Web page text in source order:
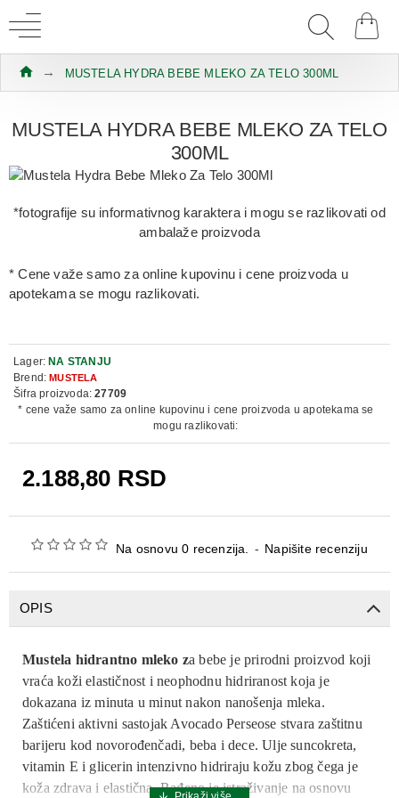
MUSTELA HYDRA BEBE MLEKO ZA TELO 300ML
MUSTELA HYDRA BEBE MLEKO ZA TELO
300ML
*fotografije su informativnog karaktera i mogu se razlikovati od
ambalaže proizvoda
* Cene važe samo za online kupovinu i cene proizvoda u
apotekama se mogu razlikovati.
Na osnovu 0 recenzija. - Napišite recenziju
2.188,80 RSD
Lager: NA STANJU
Brend: MUSTELA
Šifra proizvoda: 27709
* cene važe samo za online kupovinu i cene proizvoda u apotekama se
mogu razlikovati:
OPIS
Mustela hidrantno mleko za bebe je prirodni proizvod koji
vraća koži elastičnost i neophodnu hidriranost koja je
dokazana iz minuta u minut nakon nanošenja mleka.
Zaštićeni aktivni sastojak Avocado Perseose stvara zaštitnu
barijeru kod novorođenčadi, beba i dece. Ulje suncokreta,
vitamin E i glicerin intenzivno hidriraju kožu zbog čega je
koža zdrava i elastična. Rađeno je istraživanje na osnovu